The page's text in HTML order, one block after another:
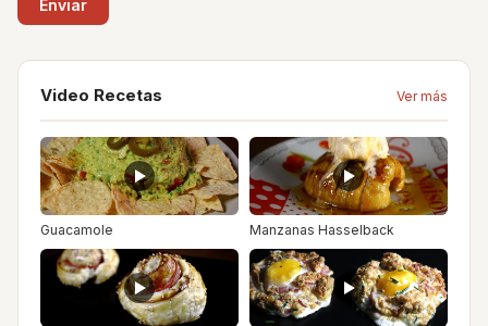
Video Recetas Ver más
Guacamole Manzanas Hasselback